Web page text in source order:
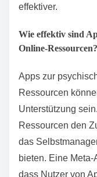
zu überwinden.
verwalten.
psychischen
und rechtzeitige
hinaus wird
Erfahrungen zu
Diese